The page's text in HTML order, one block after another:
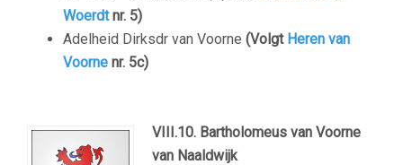
Woerdtnr. 5)
Adelheid Dirksdr van Voorne (Volgt Heren van
Voorne nr. 5c)
VIII.10. Bartholomeus van Voorne
van Naaldwijk